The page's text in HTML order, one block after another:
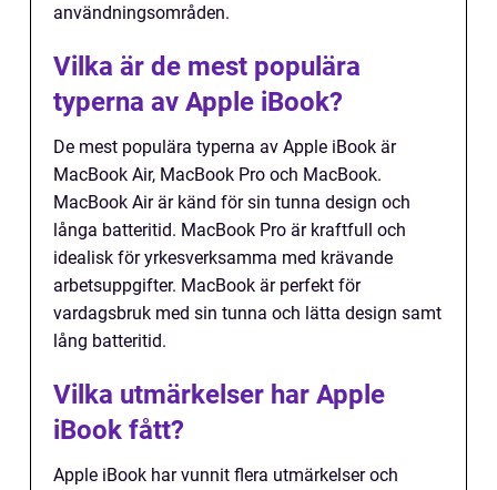
användningsområden.
Vilka är de mest populära
typerna av Apple iBook?
De mest populära typerna av Apple iBook är
MacBook Air, MacBook Pro och MacBook.
MacBook Air är känd för sin tunna design och
långa batteritid. MacBook Pro är kraftfull och
idealisk för yrkesverksamma med krävande
arbetsuppgifter. MacBook är perfekt för
vardagsbruk med sin tunna och lätta design samt
lång batteritid.
Vilka utmärkelser har Apple
iBook fått?
Apple iBook har vunnit flera utmärkelser och